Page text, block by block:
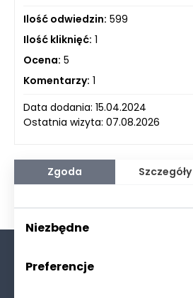
Ilość odwiedzin: 599
Ilość kliknięć: 1
Ocena: 5
Komentarzy: 1
Data dodania: 15.04.2024
Ostatnia wizyta: 07.08.2026
Zgoda Szczegóły
Niezbędne
Preferencje